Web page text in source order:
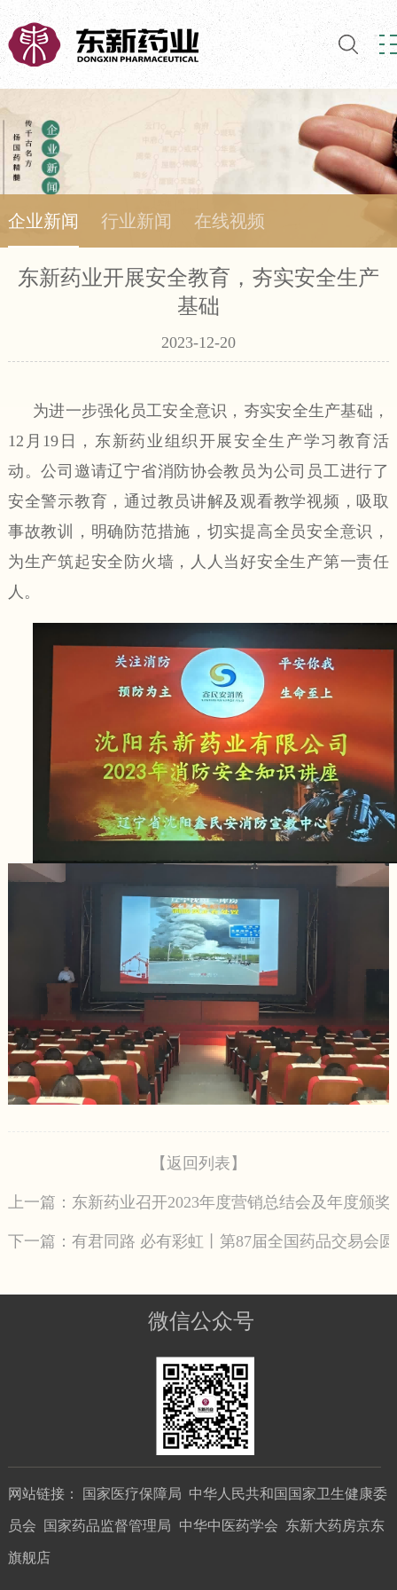
企业新闻 行业新闻 在线视频
东新药业开展安全教育，夯实安全生产
基础
2023-12-20
为进一步强化员工安全意识，夯实安全生产基础，
12 月 19 日，东新药业组织开展安全生产学习教育活
动。公司邀请辽宁省消防协会教员为公司员工进行了
安全警示教育，通过教员讲解及观看教学视频，吸取
事故教训，明确防范措施，切实提高全员安全意识，
为生产筑起安全防火墙，人人当好安全生产第一责任
人。
【返回列表】
上一篇：东新药业召开2023年度营销总结会及年度颁奖
下一篇：有君同路 必有彩虹丨第87届全国药品交易会
微信公众号
网站链接： 国家医疗保障局 中华人民共和国国家卫生健康委
员会 国家药品监督管理局 中华中医药学会 东新大药房京东
旗舰店